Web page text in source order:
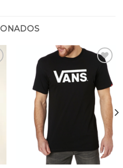
Añadir
de
deseos